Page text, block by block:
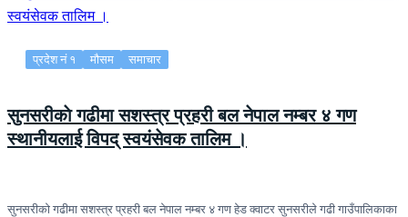
प्रदेश नं १ मौसम समाचार
सुनसरीकाे गढीमा सशस्त्र प्रहरी बल नेपाल नम्बर ४ गण
स्थानीयलाई विपद् स्वयंसेवक तालिम ।
सुनसरीकाे गढीमा सशस्त्र प्रहरी बल नेपाल नम्बर ४ गण हेड क्वाटर सुनसरीले गढी गाउँपालिकाका